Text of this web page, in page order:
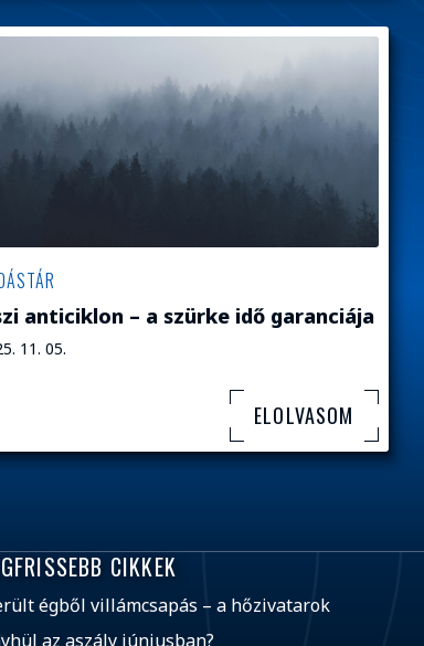
anticiklon – a szürke idő garanciája
11. 05.
ELOLVASOM
CIKKEK
égből villámcsapás – a hőzivatarok
az aszály júniusban?